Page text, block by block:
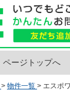
ページトップへ
> 物件一覧 > エスポ